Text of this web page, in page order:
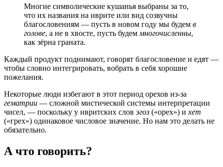
Многие символические кушанья выбраны за то,
что их названия на иврите или вид созвучны
благословениям — пусть в новом году мы будем в
голове, а не в хвосте, пусть будем многочисленны,
как зёрна граната.
Каждый продукт поднимают, говорят благословение и едят —
чтобы словно интегрировать, вобрать в себя хорошие
пожелания.
Некоторые люди избегают в этот период орехов из-за
гематрии — сложной мистической системы интерпретации
чисел, — поскольку у ивритских слов эгоз («орех») и хет
(«грех») одинаковое числовое значение. Но нам это делать не
обязательно.
А что говорить?